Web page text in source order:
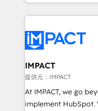
HubSpot portals 2️⃣ Scale Up | 100% HubSpot Task
Execution... Global 24/7 ...
Slash months from
Click "Contact
Integration
of your tech stack, syncing... 🛍️
WooCommerce 💲
Netsuite 🤖 Google
IMPACT
提供元：IMPACT
At IMPACT, we go
implement HubSpot. We teach your team how to